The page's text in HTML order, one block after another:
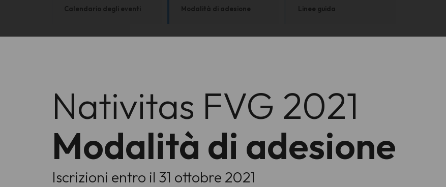
Calendario degli eventi Modalità di adesione Linee guida
Nativitas FVG 2021
Modalità di adesione
Iscrizioni entro il 31 ottobre 2021